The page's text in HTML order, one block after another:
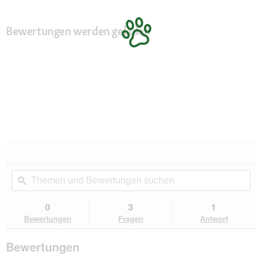
Bewertungen werden geladen
Beurteilungswert
für
Floxik
Hundekissen
S
Themen
und
Bewertungen
ϙ
0
Bewertungen
3
Fragen
1
Antwort
Bewertungen